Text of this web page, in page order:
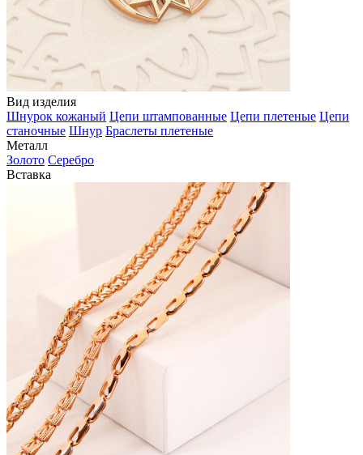
Вид изделия
Шнурок кожаный Цепи штампованные Цепи плетеные Цепи
станочные Шнур Браслеты плетеные
Металл
Золото Серебро
Вставка